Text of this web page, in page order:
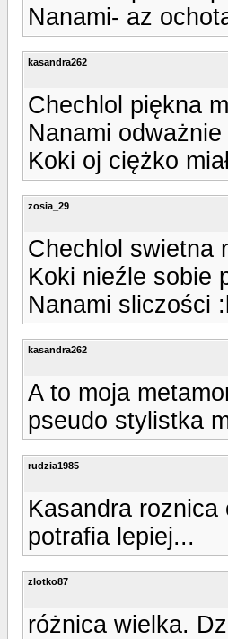
Nanami- az
kasandra262
Chechlol piękna
Nanami
Koki oj ciężko
zosia_29
Chechlol swietna
Koki nieźle sobie
Nanami sliczości
kasandra262
A to moja
pseudo stylistka
rudzia1985
Kasandra
potrafia lepiej...
zlotko87
różnica wielka.